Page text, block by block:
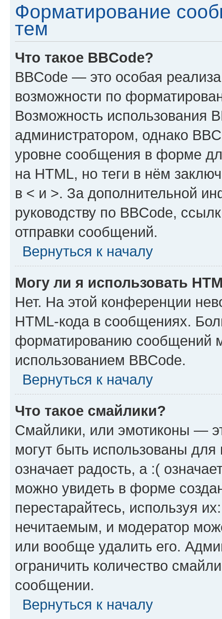
Форматирование
тем
Что такое BBCode?
BBCode — это особая
возможности по
Возможность использования
администратором, однако
уровне сообщения в форме
на HTML, но теги в нём
в < и >. За дополнительной
руководству по BBCode,
отправки сообщений.
Вернуться к началу
Могу ли я использовать
Нет. На этой конференции
HTML-кода в сообщениях.
форматированию сообщений
использованием BBCode.
Вернуться к началу
Что такое смайлики?
Смайлики, или эмотиконы —
могут быть использованы
означает радость, а :(
можно увидеть в форме
перестарайтесь, используя
нечитаемым, и модератор
или вообще удалить его.
ограничить количество
сообщении.
Вернуться к началу